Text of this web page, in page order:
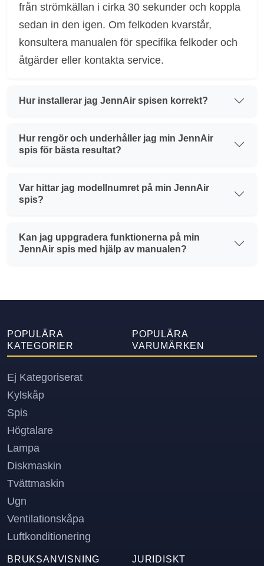
från strömkällan i cirka 30 sekunder och koppla
sedan in den igen. Om felkoden kvarstår,
konsultera manualen för specifika felkoder och
åtgärder eller kontakta service.
Hur installerar jag JennAir spisen korrekt?
Hur rengör och underhåller jag min JennAir
spis för bästa resultat?
Var hittar jag modellnumret på min JennAir
spis?
Kan jag uppgradera funktionerna på min
JennAir spis med hjälp av manualen?
POPULÄRA
KATEGORIER
Ej Kategoriserat
Kylskåp
Spis
Högtalare
Lampa
Diskmaskin
Tvättmaskin
Ugn
Ventilationskåpa
Luftkonditionering
POPULÄRA
VARUMÄRKEN
BRUKSANVISNING JURIDISKT